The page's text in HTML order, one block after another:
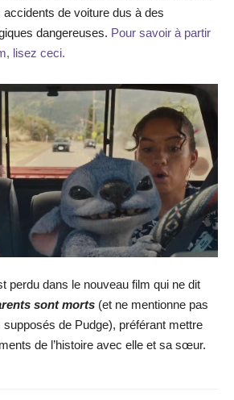
de voiture dus à des
dangereuses. Pour savoir à partir
lisez ceci.
perdu dans le nouveau film qui ne dit
sont morts (et ne mentionne pas
de Pudge), préférant mettre
de l’histoire avec elle et sa sœur.